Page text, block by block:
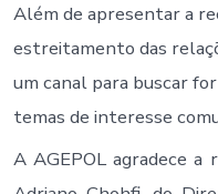
Além de apresentar a
estreitamento das
um canal para buscar
temas de interesse
A AGEPOL agradece a